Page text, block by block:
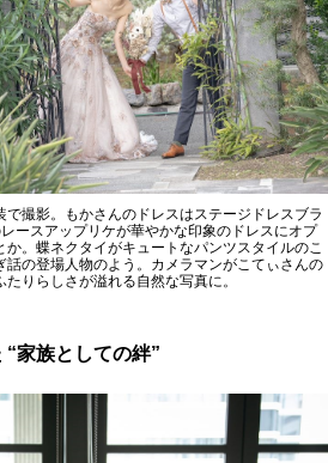
撮影。もかさんのドレスはステージドレスブラ
ースアップリケが華やかな印象のドレスにオプ
。蝶ネクタイがキュートなパンツスタイルのこ
の登場人物のよう。カメラマンがこてぃさんの
りらしさが溢れる自然な写真に。
家族としての絆”